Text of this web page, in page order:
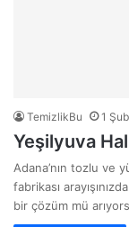
TemizlikBu 1
Yeşilyuva
Adana’nın tozlu ve
fabrikası
bir çözüm mü